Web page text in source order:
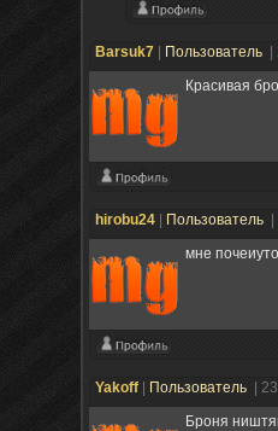
Barsuk7 Пользователь
Красивая
hirobu24 Пользователь
мне
Yakoff Пользователь
|
Броня